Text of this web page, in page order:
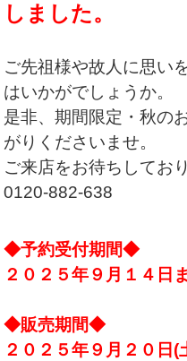
しました。
ご先祖様や故人に思い
はいかがでしょうか。
是非、期間限定・秋の
がりくださいませ。
ご来店をお待ちしてお
0120-882-638
◆予約受付期間◆
２０２５年９月１４日
◆販売期間◆
２０２５年９月２０